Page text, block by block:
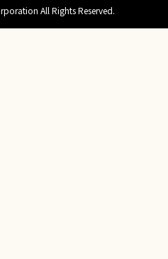
All Rights Reserved.